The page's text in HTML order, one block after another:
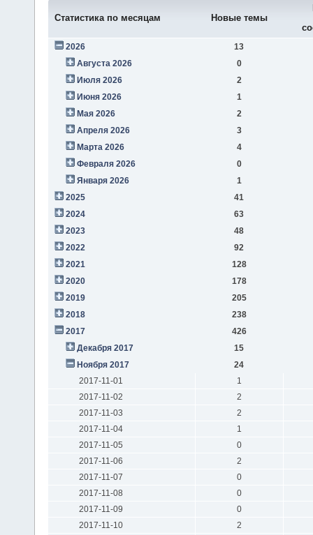
Статистика по месяцам Новые темы
2026
13
Августа 2026
0
Июля 2026
2
Июня 2026
1
Мая 2026
2
Апреля 2026
3
Марта 2026
4
Февраля 2026
0
Января 2026
1
2025
41
2024
63
2023
48
2022
92
2021
128
2020
178
2019
205
2018
238
2017
426
Декабря 2017
15
Ноября 2017
24
2017-11-01
1
2017-11-02
2
2017-11-03
2
2017-11-04
1
2017-11-05
0
2017-11-06
2
2017-11-07
0
2017-11-08
0
2017-11-09
0
2017-11-10
2